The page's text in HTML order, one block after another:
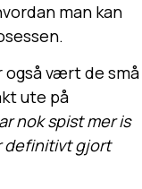
man kan
også vært de små
ute på
nok spist mer is
definitivt gjort